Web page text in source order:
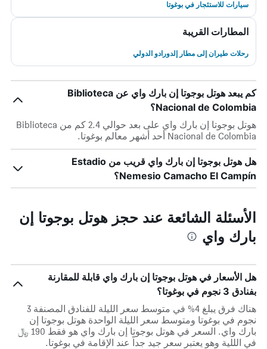
سيارات للاستئجار في بوغوتا
المطارات القريبة
رحلات طيران إلى مطار إلدورادو الدولي
كم يبعد هوتل بوجوتا إن بارك واي عن Biblioteca
Nacional de Colombia؟
هوتل بوجوتا إن بارك واي على بعد حوالي 2.4 كم من Biblioteca
Nacional de Colombia أحد أشهر معالم بوغوتا.
هل هوتل بوجوتا إن بارك واي قريب من Estadio
Nemesio Camacho El Campín؟
الأسئلة الشائعة عند حجز هوتل بوجوتا إن
بارك واي
هل الأسعار في هوتل بوجوتا إن بارك واي قابلة للمقارنة
بفنادق 3 نجوم في بوغوتا؟
هناك فرق يبلغ 4% في متوسط ​​سعر الليلة للفنادق المصنفة 3
نجوم في بوغوتا ومتوسط ​​سعر الليلة الواحدة هوتل بوجوتا إن
بارك واي. السعر في هوتل بوجوتا إن بارك واي هو فقط 190 ﷼
في الللية وهو يعتبر سعر جيد جداً عند الإقامة في بوغوتا.